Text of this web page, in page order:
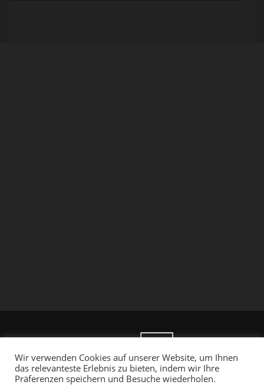
Wir verwenden Cookies auf unserer Website, um Ihnen
das relevanteste Erlebnis zu bieten, indem wir Ihre
Präferenzen speichern und Besuche wiederholen.